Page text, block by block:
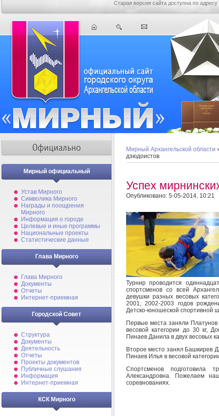
Старая версия сайта доступна по адресу
Мирный официальный
Устав Мирного
Символика Мирного
Награды и поощрения
Мирного
Информация о городе
Целевые и иные программы
Национальные проекты
Статистические данные
Глава Мирного
Глава Мирного
Документы
Отчеты
Интернет-приемная
Городской Совет
Структура
Документы
Деятельность
Отчеты
Проекты документов
Публичные слушания
Информация
Интернет-приемная
КСК Мирного
Мирный Архангельской области
дзюдоистов
Успех
Опубликовано: 5-05-2014, 10:21
Турнир проводится
спортсменов со всей
девушки разных весовых
2001, 2002-2003 годов
Детско-юношеской спортивной
Первые места заняли Платунов
весовой категории до 30 кг,
Пинаев Данила в двух весовых
Второе место занял Башкирев
Пинаев Илья в весовой
Спортсменов подготовила
Александровна. Пожелаем
соревнованиях.